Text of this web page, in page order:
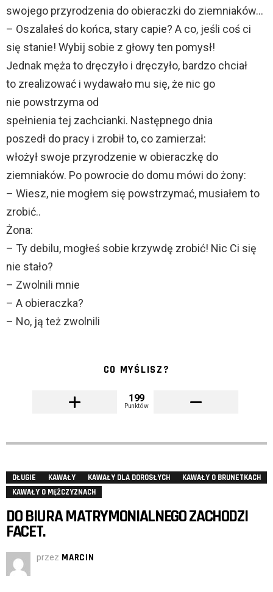
swojego przyrodzenia do obieraczki do ziemniaków…
– Oszalałeś do końca, stary capie? A co, jeśli coś ci
się stanie! Wybij sobie z głowy ten pomysł!
Jednak męża to dręczyło i dręczyło, bardzo chciał
to zrealizować i wydawało mu się, że nic go
nie powstrzyma od
spełnienia tej zachcianki. Następnego dnia
poszedł do pracy i zrobił to, co zamierzał:
włożył swoje przyrodzenie w obieraczkę do
ziemniaków. Po powrocie do domu mówi do żony:
– Wiesz, nie mogłem się powstrzymać, musiałem to
zrobić..
Żona:
– Ty debilu, mogłeś sobie krzywdę zrobić! Nic Ci się
nie stało?
– Zwolnili mnie
– A obieraczka?
– No, ją też zwolnili
CO MYŚLISZ?
199
Punktów
DŁUGIE KAWAŁY KAWAŁY DLA DOROSŁYCH
KAWAŁY O BRUNETKACH
KAWAŁY O MĘŻCZYZNACH
DO BIURA MATRYMONIALNEGO ZACHODZI
FACET.
przez MARCIN